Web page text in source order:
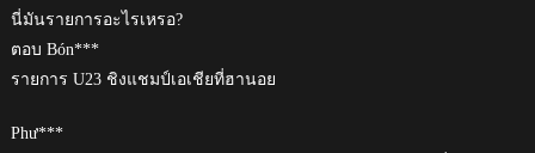
นี่มันรายการอะไรเหรอ?
ตอบ Bón***
รายการ U23 ชิงแชมป์เอเชียที่ฮานอย
Phư***